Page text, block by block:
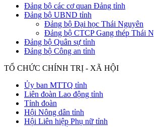
Đảng bộ các cơ quan Đảng tỉnh
Đảng bộ UBND tỉnh
Đảng bộ Đại học Thái Nguyên
Đảng bộ CTCP Gang thép Thái
Đảng bộ Quân sự tỉnh
Đảng bộ Công an tỉnh
TỔ CHỨC CHÍNH TRỊ - XÃ HỘI
Ủy ban MTTQ tỉnh
Liên đoàn Lao động tỉnh
Tỉnh đoàn
Hội Nông dân tỉnh
Hội Liên hiệp Phụ nữ tỉnh